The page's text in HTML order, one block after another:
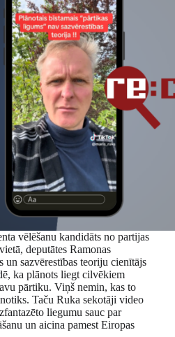
vēlēšanu kandidāts no partijas
deputātes Ramonas
un sazvērestības teoriju cienītājs
ka plānots liegt cilvēkiem
pārtiku. Viņš nemin, kas to
Taču Ruka sekotāji video
liegumu sauc par
un aicina pamest Eiropas